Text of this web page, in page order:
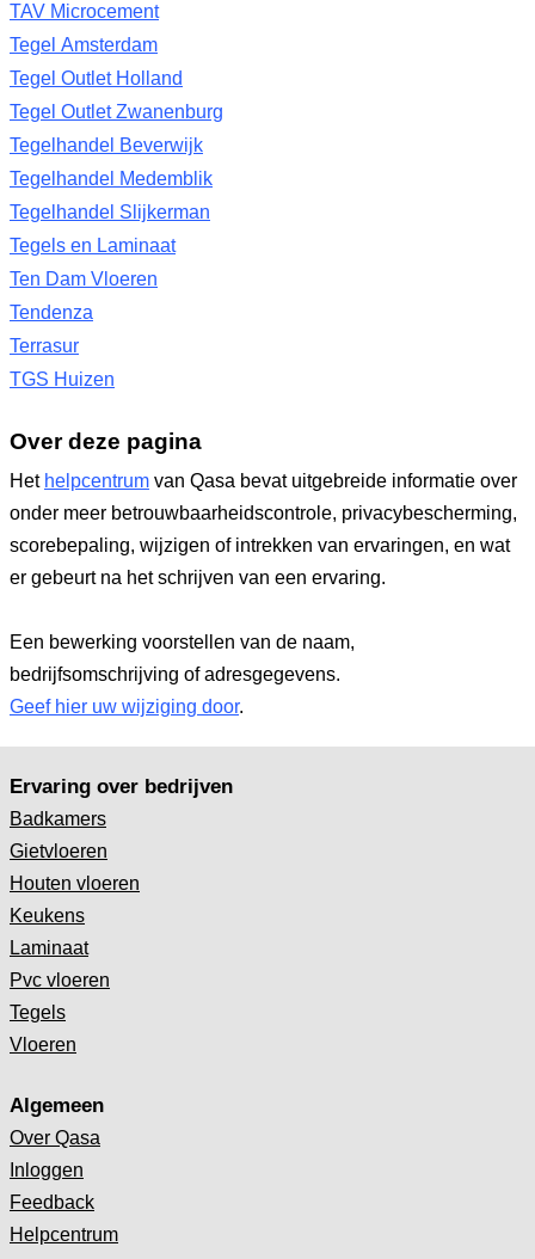
TAV Microcement
Tegel Amsterdam
Tegel Outlet Holland
Tegel Outlet Zwanenburg
Tegelhandel Beverwijk
Tegelhandel Medemblik
Tegelhandel Slijkerman
Tegels en Laminaat
Ten Dam Vloeren
Tendenza
Terrasur
TGS Huizen
Over deze pagina
Het helpcentrum van Qasa bevat uitgebreide informatie over
onder meer betrouwbaarheidscontrole, privacybescherming,
scorebepaling, wijzigen of intrekken van ervaringen, en wat
er gebeurt na het schrijven van een ervaring.
Een bewerking voorstellen van de naam,
bedrijfsomschrijving of adresgegevens.
Geef hier uw wijziging door.
Ervaring over bedrijven
Badkamers
Gietvloeren
Houten vloeren
Keukens
Laminaat
Pvc vloeren
Tegels
Vloeren
Algemeen
Over Qasa
Inloggen
Feedback
Helpcentrum